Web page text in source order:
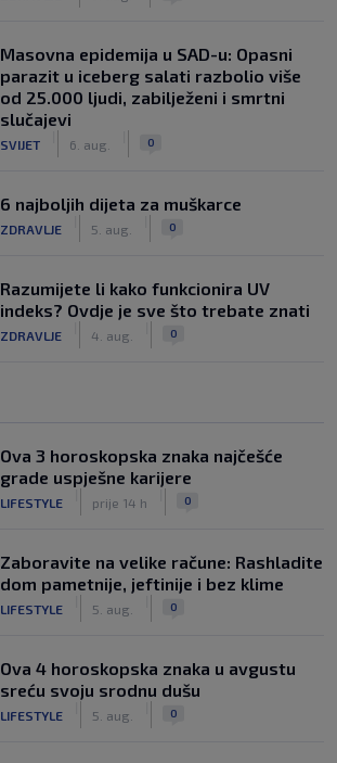
Masovna epidemija u SAD-u: Opasni
parazit u iceberg salati razbolio više
od 25.000 ljudi, zabilježeni i smrtni
slučajevi
SVIJET 6. aug. 0
6 najboljih dijeta za muškarce
ZDRAVLJE 5. aug. 0
Razumijete li kako funkcionira UV
indeks? Ovdje je sve što trebate znati
ZDRAVLJE 4. aug. 0
Ova 3 horoskopska znaka najčešće
grade uspješne karijere
LIFESTYLE prije 14 h 0
Zaboravite na velike račune: Rashladite
dom pametnije, jeftinije i bez klime
LIFESTYLE 5. aug. 0
Ova 4 horoskopska znaka u avgustu
sreću svoju srodnu dušu
LIFESTYLE 5. aug. 0